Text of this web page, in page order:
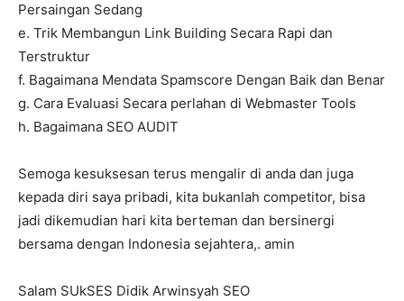
Persaingan Sedang
e. Trik Membangun Link Building Secara Rapi dan
Terstruktur
f. Bagaimana Mendata Spamscore Dengan Baik dan Benar
g. Cara Evaluasi Secara perlahan di Webmaster Tools
h. Bagaimana SEO AUDIT
Semoga kesuksesan terus mengalir di anda dan juga
kepada diri saya pribadi, kita bukanlah competitor, bisa
jadi dikemudian hari kita berteman dan bersinergi
bersama dengan Indonesia sejahtera,. amin
Salam SUkSES Didik Arwinsyah SEO